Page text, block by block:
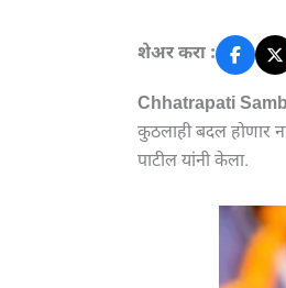
शेअर करा :
Chhatrapati
कुठलाही बदल होणार
पाटील यांनी केला.